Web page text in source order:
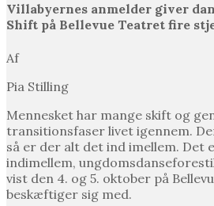
Villabyernes anmelder giver
Shift på Bellevue Teatret fire
Af
Pia Stilling
Mennesket har mange skift og
transitionsfaser livet igennem.
så er der alt det ind imellem. Det
indimellem,
vist den 4. og 5. oktober på
beskæftiger sig med.